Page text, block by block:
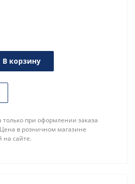
В корзину
при оформлении заказа
в розничном магазине
на сайте.